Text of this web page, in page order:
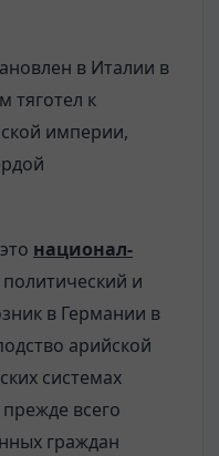
в Италии в
тяготел к
империи,
национал-
и
в Германии в
арийской
системах
всего
граждан